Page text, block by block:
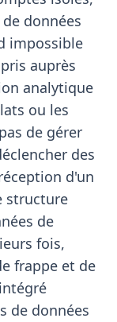
données
impossible
auprès
analytique
ou les
de gérer
des
d'un
structure
de
fois,
frappe et de
de données